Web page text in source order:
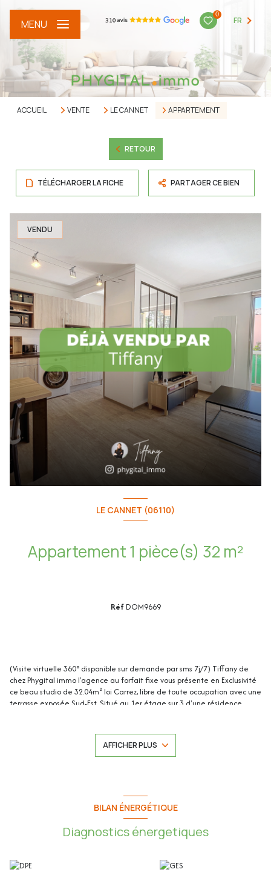
0
FR
MENU
ACCUEIL VENTE LE CANNET APPARTEMENT
RETOUR
TÉLÉCHARGER LA FICHE PARTAGER CE BIEN
VENDU
LE CANNET (06110)
Appartement 1 pièce(s) 32 m²
RéfDOM9669
(Visite virtuelle 360° disponible sur demande par sms 7j/7) Tiffany de
chez Phygital immo l'agence au forfait fixe vous présente en Exclusivité
ce beau studio de 32.04m² loi Carrez, libre de toute occupation avec une
terrasse exposée Sud-Est. Situé au 1er étage sur 3 d'une résidence
achat ou investissement locatif et faibles charges (88€ /mois).
Cet appartement de 32.04m² loi Carrez se compose de :
AFFICHER PLUS
BILAN ÉNERGÉTIQUE
Diagnostics énergetiques